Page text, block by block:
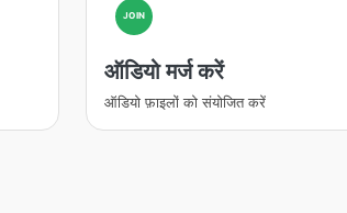
JOIN
ऑडियो मर्ज करें
ऑडियो फ़ाइलों को संयोजित करें